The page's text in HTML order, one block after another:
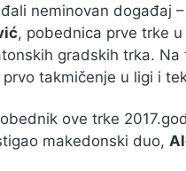
neminovan događaj
, pobednica prve trke
gradskih trka. Na
takmičenje u ligi i
ove trke
makedonski duo,